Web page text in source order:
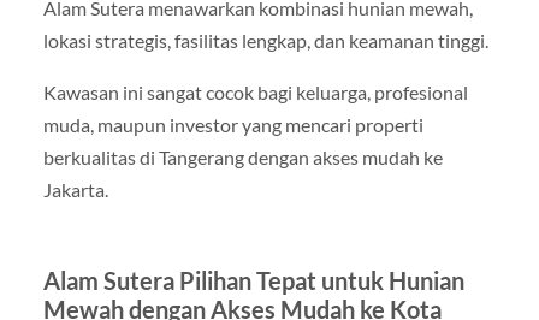
Alam Sutera menawarkan kombinasi hunian mewah,
lokasi strategis, fasilitas lengkap, dan keamanan tinggi.
Kawasan ini sangat cocok bagi keluarga, profesional
muda, maupun investor yang mencari properti
berkualitas di Tangerang dengan akses mudah ke
Jakarta.
Alam Sutera Pilihan Tepat untuk Hunian
Mewah dengan Akses Mudah ke Kota